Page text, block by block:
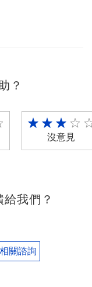
？
沒意見
我們？
關諮詢